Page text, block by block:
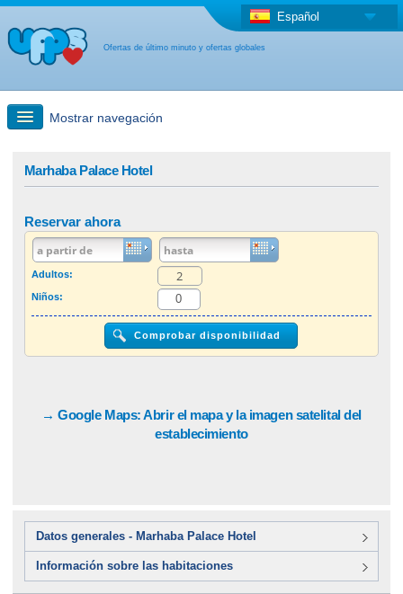
Ofertas de último minuto y ofertas globales
Español
Mostrar navegación
Oferta de última hora + Oferta global
otro país
Marhaba Palace Hotel
Reservar ahora
Adultos:
Niños:
→ Google Maps: Abrir el mapa y la imagen satelital del
establecimiento
Datos generales - Marhaba Palace Hotel
Información sobre las habitaciones